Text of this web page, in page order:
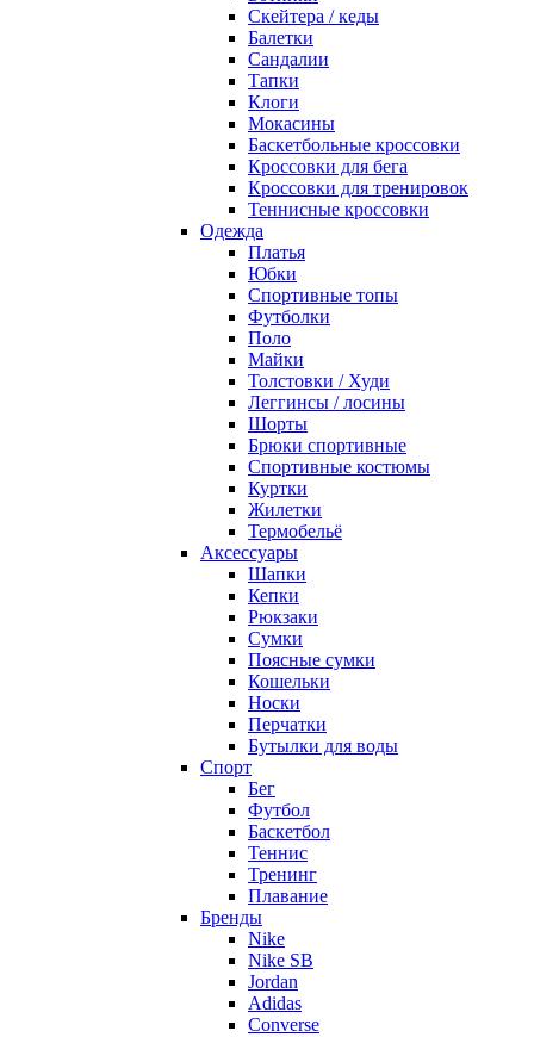
Скейтера / кеды
Балетки
Сандалии
Тапки
Клоги
Мокасины
Баскетбольные кроссовки
Кроссовки для бега
Кроссовки для тренировок
Теннисные кроссовки
Одежда
Платья
Юбки
Спортивные топы
Футболки
Поло
Майки
Толстовки / Худи
Леггинсы / лосины
Шорты
Брюки спортивные
Спортивные костюмы
Куртки
Жилетки
Термобельё
Аксессуары
Шапки
Кепки
Рюкзаки
Сумки
Поясные сумки
Кошельки
Носки
Перчатки
Бутылки для воды
Спорт
Бег
Футбол
Баскетбол
Теннис
Тренинг
Плавание
Бренды
Nike
Nike SB
Jordan
Adidas
Converse